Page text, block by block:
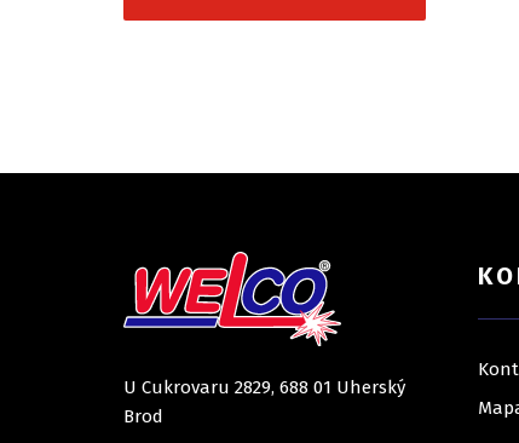
U Cukrovaru 2829, 688 01 Uherský
Brod